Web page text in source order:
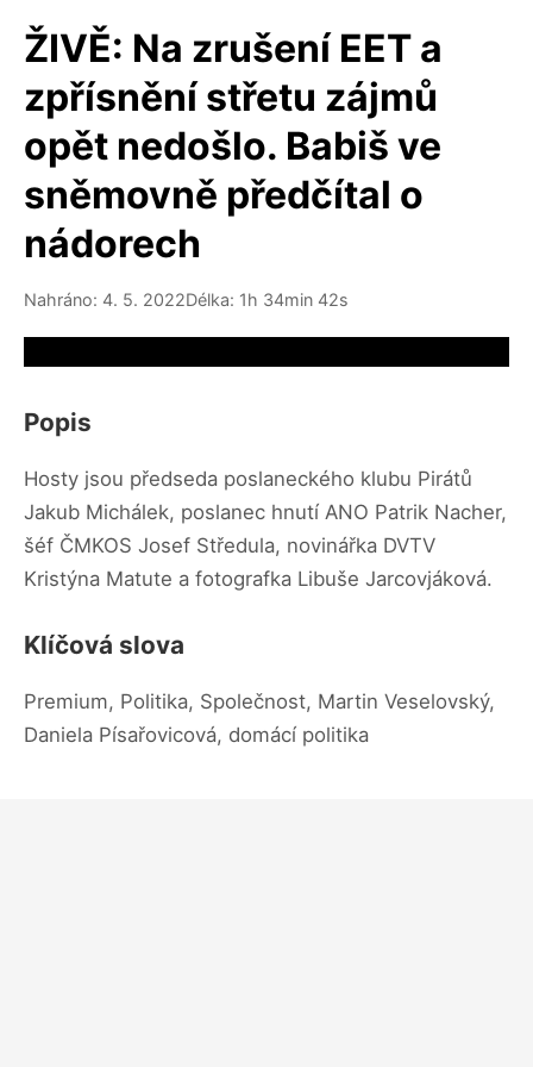
ŽIVĚ: Na zrušení EET a
zpřísnění střetu zájmů
opět nedošlo. Babiš ve
sněmovně předčítal o
nádorech
Nahráno: 4. 5. 2022Délka: 1h 34min 42s
Popis
Hosty jsou předseda poslaneckého klubu Pirátů
Jakub Michálek, poslanec hnutí ANO Patrik Nacher,
šéf ČMKOS Josef Středula, novinářka DVTV
Kristýna Matute a fotografka Libuše Jarcovjáková.
Klíčová slova
Premium, Politika, Společnost, Martin Veselovský,
Daniela Písařovicová, domácí politika